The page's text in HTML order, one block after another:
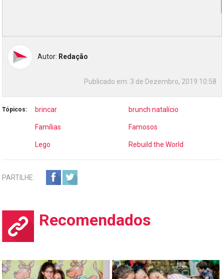
Autor: Redação
Publicado em: 3 de Dezembro, 2019 10:58
Tópicos: brincar brunch natalício
Famílias Famosos
Lego Rebuild the World
PARTILHE:
Recomendados